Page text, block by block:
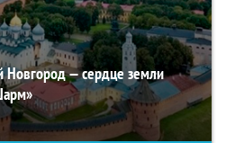
Новгород — сердце земли